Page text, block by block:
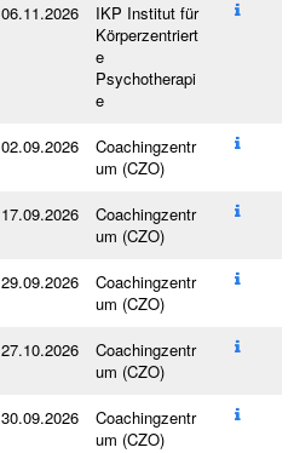
06.11.2026
IKP Institut für
Körperzentriert
e
Psychotherapi
e
02.09.2026
Coachingzentr
um (CZO)
17.09.2026
Coachingzentr
um (CZO)
29.09.2026
Coachingzentr
um (CZO)
27.10.2026
Coachingzentr
um (CZO)
30.09.2026
Coachingzentr
um (CZO)